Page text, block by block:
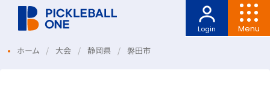
Menu
Login
ホーム 大会 静岡県 磐田市